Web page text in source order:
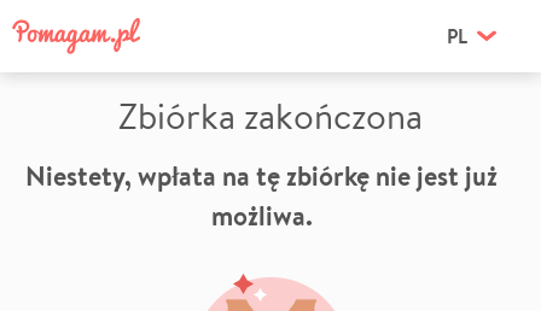
PL
Zbiórka zakończona
Niestety, wpłata na tę zbiórkę nie jest już
możliwa.